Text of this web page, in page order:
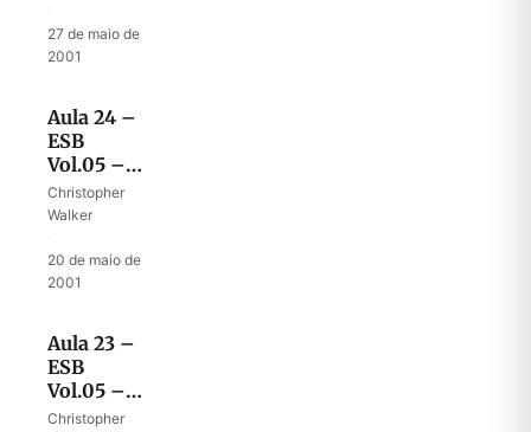
27 de maio de
2001
Aula 24 –
ESB
Vol.05 –
Despedida
de Josué I
Christopher
Walker
20 de maio de
2001
Aula 23 –
ESB
Vol.05 –
O altar
Christopher